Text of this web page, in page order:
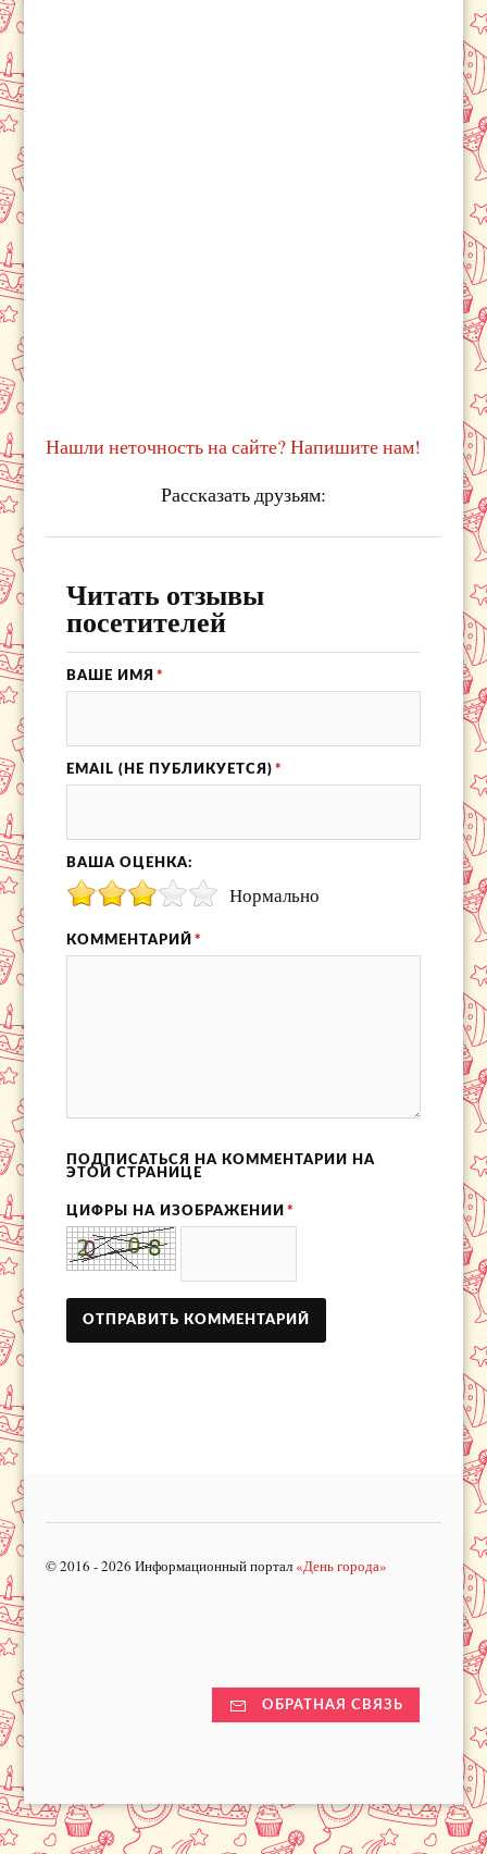
Нашли неточность на сайте? Напишите нам!
Рассказать друзьям:
Читать отзывы
посетителей
ВАШЕ ИМЯ *
EMAIL (НЕ ПУБЛИКУЕТСЯ) *
ВАША ОЦЕНКА:
Нормально
КОММЕНТАРИЙ *
ПОДПИСАТЬСЯ НА КОММЕНТАРИИ НА
ЭТОЙ СТРАНИЦЕ
ЦИФРЫ НА ИЗОБРАЖЕНИИ *
© 2016 - 2026 Информационный портал «День города»
ОБРАТНАЯ СВЯЗЬ